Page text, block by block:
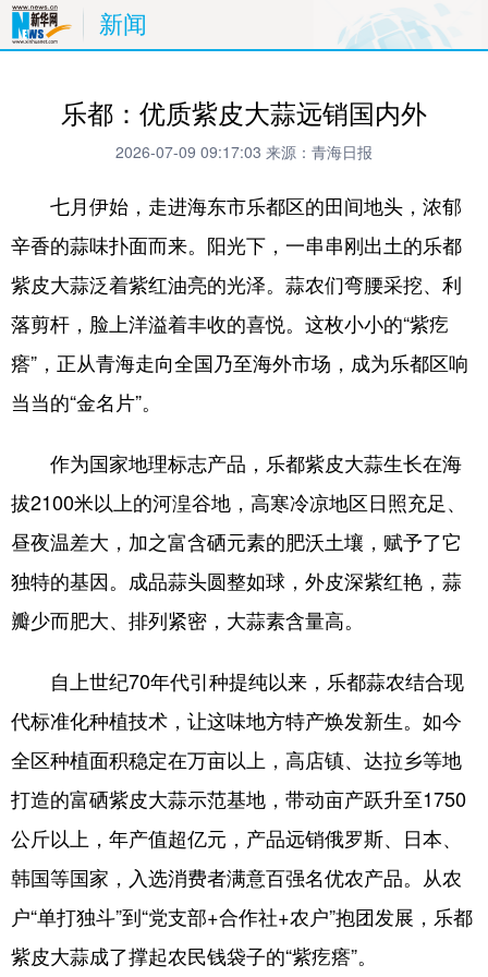
新闻
乐都：优质紫皮大蒜远销国内外
2026-07-09 09:17:03 来源：青海日报
七月伊始，走进海东市乐都区的田间地头，浓郁
辛香的蒜味扑面而来。阳光下，一串串刚出土的乐都
紫皮大蒜泛着紫红油亮的光泽。蒜农们弯腰采挖、利
落剪杆，脸上洋溢着丰收的喜悦。这枚小小的“紫疙
瘩”，正从青海走向全国乃至海外市场，成为乐都区响
当当的“金名片”。
作为国家地理标志产品，乐都紫皮大蒜生长在海
拔2100米以上的河湟谷地，高寒冷凉地区日照充足、
昼夜温差大，加之富含硒元素的肥沃土壤，赋予了它
独特的基因。成品蒜头圆整如球，外皮深紫红艳，蒜
瓣少而肥大、排列紧密，大蒜素含量高。
自上世纪70年代引种提纯以来，乐都蒜农结合现
代标准化种植技术，让这味地方特产焕发新生。如今
全区种植面积稳定在万亩以上，高店镇、达拉乡等地
打造的富硒紫皮大蒜示范基地，带动亩产跃升至1750
公斤以上，年产值超亿元，产品远销俄罗斯、日本、
韩国等国家，入选消费者满意百强名优农产品。从农
户“单打独斗”到“党支部+合作社+农户”抱团发展，乐都
紫皮大蒜成了撑起农民钱袋子的“紫疙瘩”。